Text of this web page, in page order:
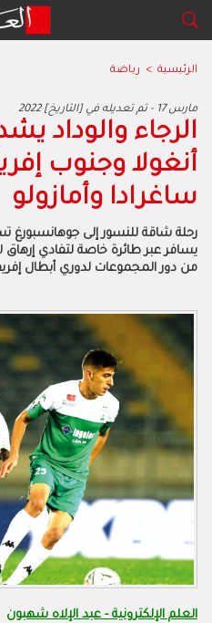
الرئيسية > رياضة
2022 مارس 17 - تم تعديله في [التاريخ]
الرجاء والوداد
أنغولا وجنوب
ساغرادا وأمازولو
يسافر عبر طائرة خاصة لتفادي إرهاق
من دور المجموعات لدوري أبطال
العلم الإلكترونية - عبد الإلاه شهبون